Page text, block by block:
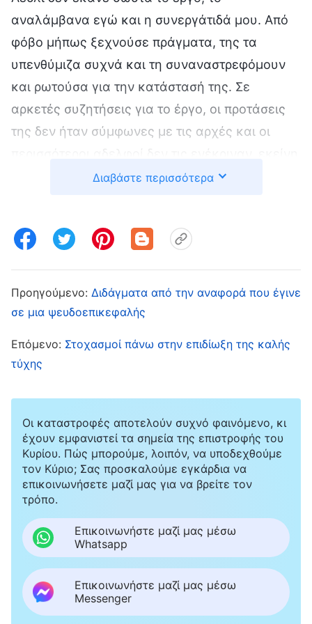
αναλάμβανα εγώ και η συνεργάτιδά μου. Από
φόβο μήπως ξεχνούσε πράγματα, της τα
υπενθύμιζα συχνά και τη συναναστρεφόμουν
και ρωτούσα για την κατάστασή της. Σε
αρκετές συζητήσεις για το έργο, οι προτάσεις
της δεν ήταν σύμφωνες με τις αρχές και οι
όμως επέμενε ότι η άποψή της ήταν σωστή και
πολύ να της το υπενθυμίσω, αλλά σκέφτηκα
ήταν πολύ δυστυχισμένη. Αν εξέθετα τα
προβλήματά της τώρα, δεν θα έριχνα αλάτη
τα έβλεπε μόνη της εγκαίρως. Τώρα που το
απλώς φρόντιζα να συμμετέχει λιγότερο στις
συζητήσεις του έργου. Εκείνη, όμως, αντί να
κάνει αυτοκριτική, μου επιτέθηκε έμμεσα
λέγοντας ότι δεν άκουγα καθόλου τις απόψεις
της. Όταν τελικά είδα ότι δεν είχε καθόλου
αυτογνωσία, με βαριά καρδιά εκτόξευσα την
κατηγορία. Της είπα: «Λέσλι, είσαι πολύ
αλαζόνας και αυτάρεσκη. Πρέπει να κάνεις την
αυτοκριτική σου». Είδα ότι η έκφρασή της
σκλήρυνε και χαμήλωσε τη φωνή της. Ξαφνικά
Διαβάστε περισσότερα
Προηγούμενο: Διδάγματα από την αναφορά που έγινε
σε μια ψευδοεπικεφαλής
Επόμενο: Στοχασμοί πάνω στην επιδίωξη της καλής
τύχης
Οι καταστροφές αποτελούν συχνό φαινόμενο, κι
έχουν εμφανιστεί τα σημεία της επιστροφής του
Κυρίου. Πώς μπορούμε, λοιπόν, να υποδεχθούμε
τον Κύριο; Σας προσκαλούμε εγκάρδια να
επικοινωνήσετε μαζί μας για να βρείτε τον
τρόπο.
Επικοινωνήστε μαζί μας μέσω
Whatsapp
Επικοινωνήστε μαζί μας μέσω
Messenger